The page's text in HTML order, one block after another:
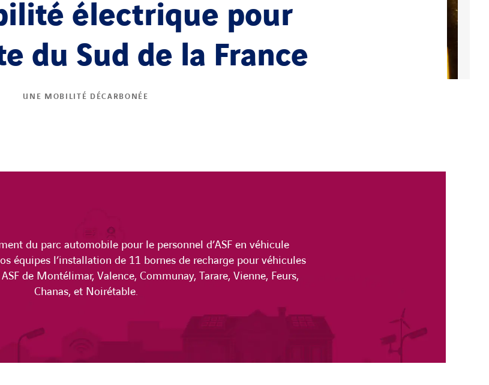
électrique pour
du Sud de la France
UNE MOBILITÉ DÉCARBONÉE
du parc automobile pour le personnel d’ASF en véhicule
équipes l’installation de 11 bornes de recharge pour véhicules
de Montélimar, Valence, Communay, Tarare, Vienne, Feurs,
Chanas, et Noirétable.